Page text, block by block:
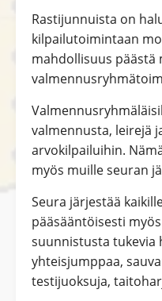
Rastijunnuista on
kilpailutoimintaan
mahdollisuus päästä
valmennusta, leirejä
arvokilpailuihin.
myös muille seuran
Seura järjestää
pääsääntöisesti
suunnistusta tukevia
yhteisjumppaa,
testijuoksuja,